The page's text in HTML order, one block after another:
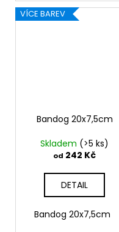
VÍCE BAREV
Bandog 20x7,5cm
Skladem (>5 ks)
od 242 Kč
DETAIL
Bandog 20x7,5cm